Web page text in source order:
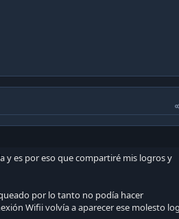
y es por eso que compartiré mis logros y
por lo tanto no podía hacer
Wifii volvía a aparecer ese molesto